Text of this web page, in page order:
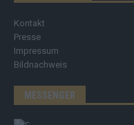
Kontakt
Presse
Impressum
Bildnachweis
MESSENGER